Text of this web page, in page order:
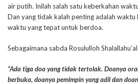
air putih. Inilah salah satu keberkahan
Dan yang tidak kalah penting adalah waktu
waktu yang tepat untuk berdoa.
Sebagaimana sabda Rosululloh
“Ada tiga doa yang tidak tertolak. Doanya
berbuka, doanya pemimpin yang adil dan